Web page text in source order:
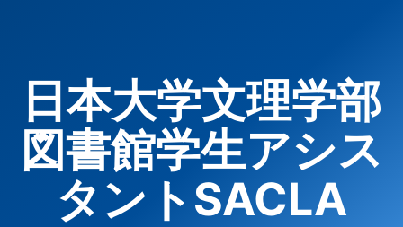
日本大学文理学部
図書館学生アシス
タントSACLA